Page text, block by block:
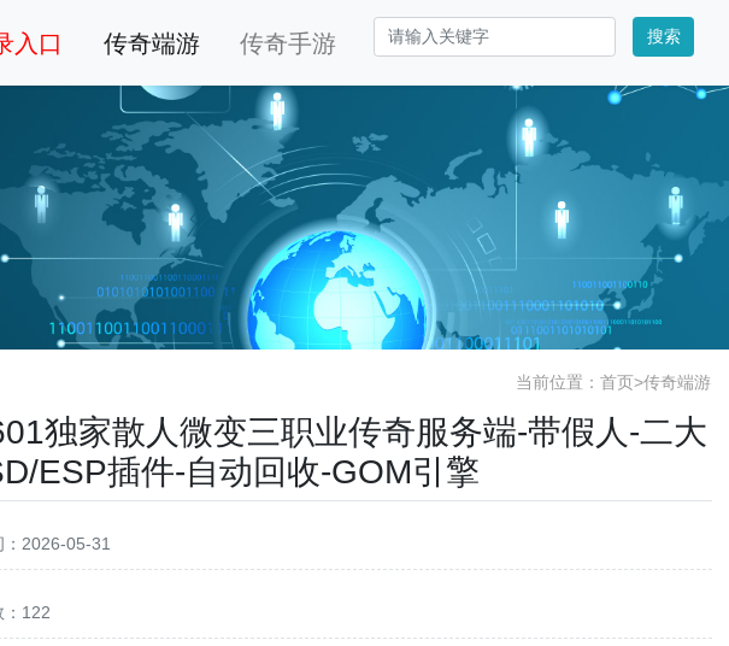
入口 传奇端游 传奇手游 搜索
当前位置： 首页>传奇端游
独家散人微变三职业传奇服务端-带假人-二大
ESP插件-自动回收-GOM引擎
：2026-05-31
：122